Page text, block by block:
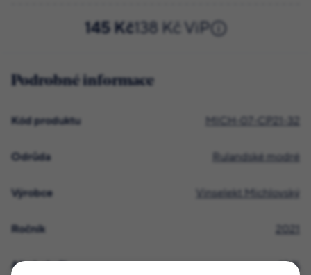
145 Kč138 Kč ViP
Podrobné informace
Kód produktu MICH-07-CP21-32
Odrůda Rulandské modré
Výrobce Vinselekt Michlovský
Ročník 2021
Alkohol v % 13 %